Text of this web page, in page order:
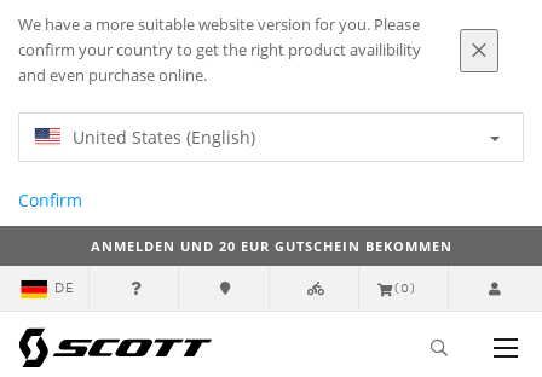
We have a more suitable website version for you. Please
confirm your country to get the right product availibility
and even purchase online.
United States (English)
Confirm
ANMELDEN UND 20 EUR GUTSCHEIN BEKOMMEN
DE (0)